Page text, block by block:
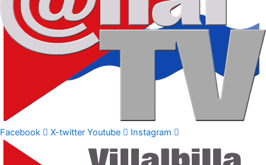
Facebook X-twitter Youtube Instagram